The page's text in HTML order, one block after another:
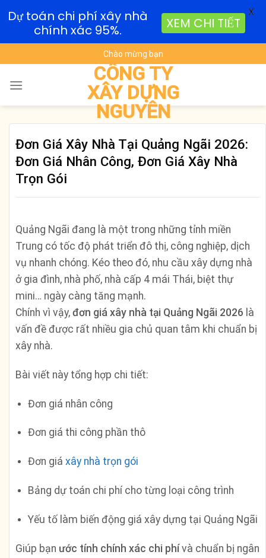
to
content
Chào mừng bạn
CÔNG TY
XÂY DỰNG
NGUYÊN
Đơn Giá Xây Nhà Tại Quảng Ngãi 2026:
Đơn Giá Nhân Công, Đơn Giá Xây Nhà
Trọn Gói
Quảng Ngãi đang là một trong những tỉnh miền
Trung có tốc độ phát triển đô thị, công nghiệp, dịch
vụ nhanh chóng. Kéo theo đó, nhu cầu xây dựng nhà
ở gia đình, nhà phố, nhà cấp 4 mái Thái, biệt thự
mini… ngày càng tăng mạnh.
Chính vì vậy, đơn giá xây nhà tại Quảng Ngãi 2026 là
vấn đề được rất nhiều gia chủ quan tâm khi chuẩn bị
xây nhà.
Bài viết này tổng hợp chi tiết:
Đơn giá nhân công
Đơn giá thi công phần thô
Đơn giá xây nhà trọn gói
Bảng dự toán chi phí cho từng loại công trình
Yếu tố làm biến động giá xây dựng tại Quảng Ngãi
Giúp bạn ước tính chính xác chi phívà chuẩn bị ngân
Dự toán chi phí xây nhà
chính xác 95%.
XEM CHI TIẾT
X